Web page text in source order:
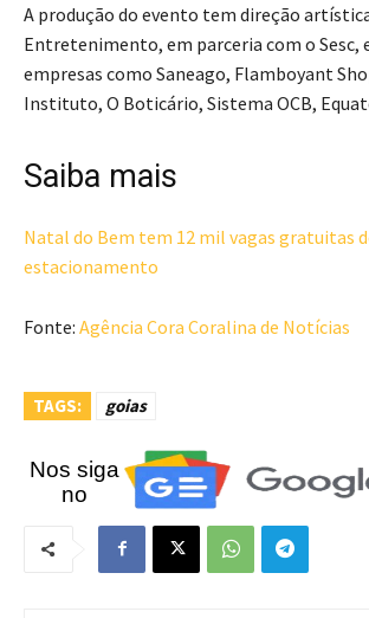
A produção do evento tem direção artística
Entretenimento, em parceria com o Sesc,
empresas como Saneago, Flamboyant
Instituto, O Boticário, Sistema OCB,
Saiba mais
Natal do Bem tem 12 mil vagas gratuitas
estacionamento
Fonte: Agência Cora Coralina de Notícias
TAGS: goias
Nos siga
no